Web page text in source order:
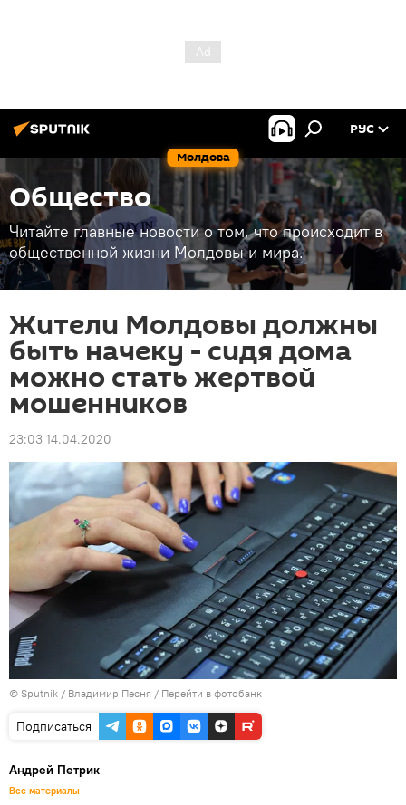
Молдова
РУС
Общество
Читайте главные новости о том, что происходит в
общественной жизни Молдовы и мира.
Жители Молдовы должны
быть начеку - сидя дома
можно стать жертвой
мошенников
23:03 14.04.2020
© Sputnik / Владимир Песня / Перейти в фотобанк
Подписаться
Андрей Петрик
Все материалы